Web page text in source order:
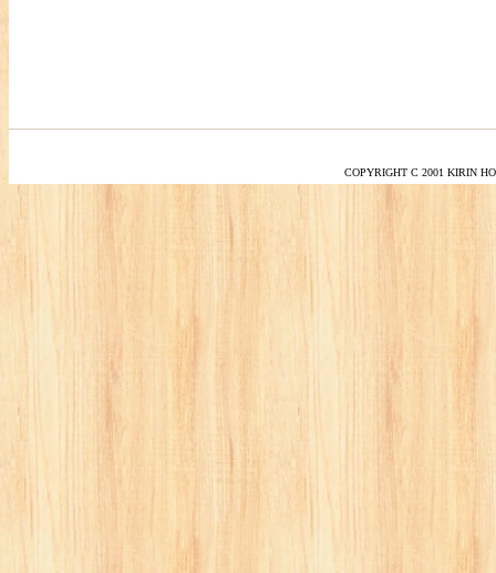
COPYRIGHT C 2001 KIRIN